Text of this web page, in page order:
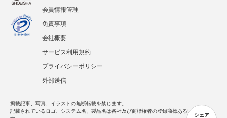
シェア
会員情報管理
免責事項
会社概要
サービス利用規約
プライバシーポリシー
外部送信
掲載記事、写真、イラストの無断転載を禁じます。
記載されているロゴ、システム名、製品名は各社及び商標権者の登録商標あるいは商標で